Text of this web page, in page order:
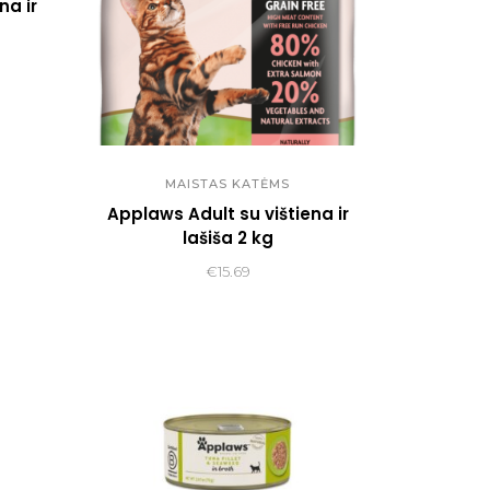
ir
MAISTAS KATĖMS
Applaws Adult su vištiena ir
lašiša 2 kg
€15.69